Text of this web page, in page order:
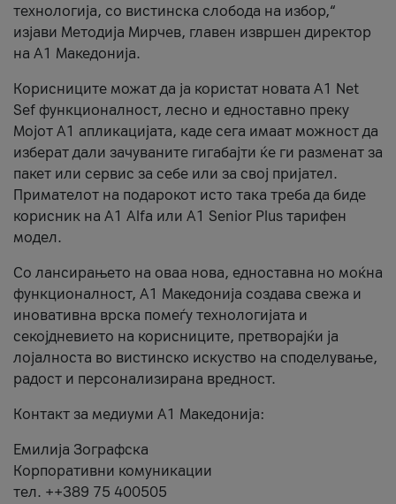
технологија, со вистинска слобода на избор,“
изјави Методија Мирчев, главен извршен директор
на А1 Македонија.
Корисниците можат да ја користат новата А1 Net
Sef функционалност, лесно и едноставно преку
Мојот А1 апликацијата, каде сега имаат можност да
изберат дали зачуваните гигабајти ќе ги разменат за
пакет или сервис за себе или за свој пријател.
Примателот на подарокот исто така треба да биде
корисник на А1 Alfa или A1 Senior Plus тарифен
модел.
Со лансирањето на оваа нова, едноставна но моќна
функционалност, А1 Македонија создава свежа и
иновативна врска помеѓу технологијата и
секојдневието на корисниците, претворајќи ја
лојалноста во вистинско искуство на споделување,
радост и персонализирана вредност.
Контакт за медиуми А1 Македонија:
Емилија Зографска
Корпоративни комуникации
тел. ++389 75 400505